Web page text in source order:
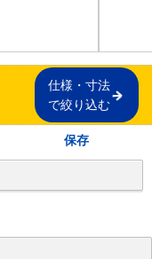
仕様・寸法
で絞り込む
保存